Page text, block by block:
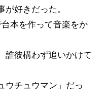
が好きだった。
本を作って音楽をか
誰彼構わず追いかけて
ウチュウマン」だっ